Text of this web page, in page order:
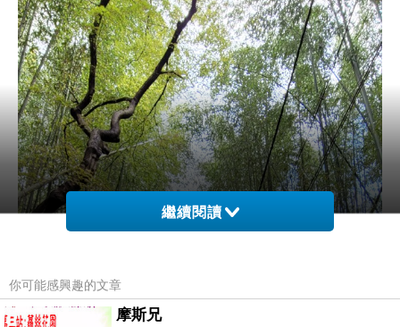
繼續閱讀
你可能感興趣的文章
摩斯兄